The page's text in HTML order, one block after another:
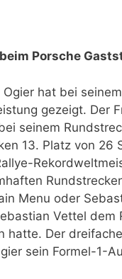
Porsche
hat bei
gezeigt. Der
seinem
13. Platz von 26
Menu oder
Vettel dem
hatte. Der
sein Formel-1-